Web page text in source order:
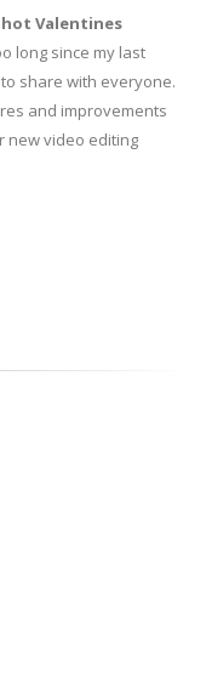
Valentines
long since my last
share with everyone.
and improvements
new video editing